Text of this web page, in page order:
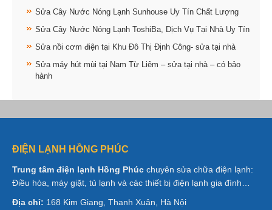
Sửa Cây Nước Nóng Lạnh Sunhouse Uy Tín Chất Lượng
Sửa Cây Nước Nóng Lạnh ToshiBa, Dịch Vụ Tại Nhà Uy Tín
Sửa nồi cơm điện tại Khu Đô Thị Định Công- sửa tại nhà
Sửa máy hút mùi tại Nam Từ Liêm – sửa tại nhà – có bảo
hành
ĐIỆN LẠNH HỒNG PHÚC
Trung tâm điện lạnh Hồng Phúc chuyên sửa chữa điện lạnh:
Điều hòa, máy giặt, tủ lạnh và các thiết bị điện lạnh gia đình…
Địa chỉ: 168 Kim Giang, Thanh Xuân, Hà Nội